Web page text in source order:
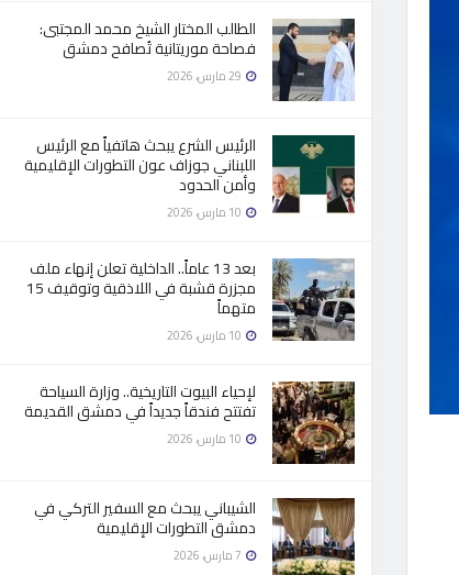
الطالب المختار الشيخ محمد المجتبى:
فصاحة موريتانية تُصافح دمشق
الرئيس الشرع يبحث هاتفياً مع الرئيس
اللبناني جوزاف عون التطورات الإقليمية
وأمن الحدود
بعد 13 عاماً.. الداخلية تعلن إنهاء ملف
مجزرة قشبة في اللاذقية وتوقيف 15
متهماً
لإحياء البيوت التاريخية.. وزارة السياحة
تفتتح فندقاً جديداً في دمشق القديمة
الشيباني يبحث مع السفير التركي في
دمشق التطورات الإقليمية